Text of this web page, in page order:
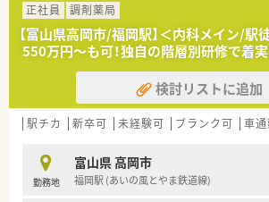
＼ 子育て支援が充実 ／
子育て支援企業として「くるみんマーク」
校1年の修了まで時短勤務が可能、育児休
設けています◎男性の育児休暇実績も多数
て支援のサポートも充実しております
＼ 幅広いキャリアパスが魅力です ／
がんや糖尿病など疾患別の専門性を高め
ャーとしてのキャリアなど、ご自身の志
描けます！
薬剤師として人事、教育、経営コンサル等
正社員
調剤薬局
【富山県高岡市/福岡駅】＜内科メイン/
550万円～も可！独自の階層別研修で着
検討リストに追加
駅チカ 新卒可 未経験可 ブランク可 車
勤務地
富山県 高岡市
福岡駅 (あいの風とやま鉄道線)